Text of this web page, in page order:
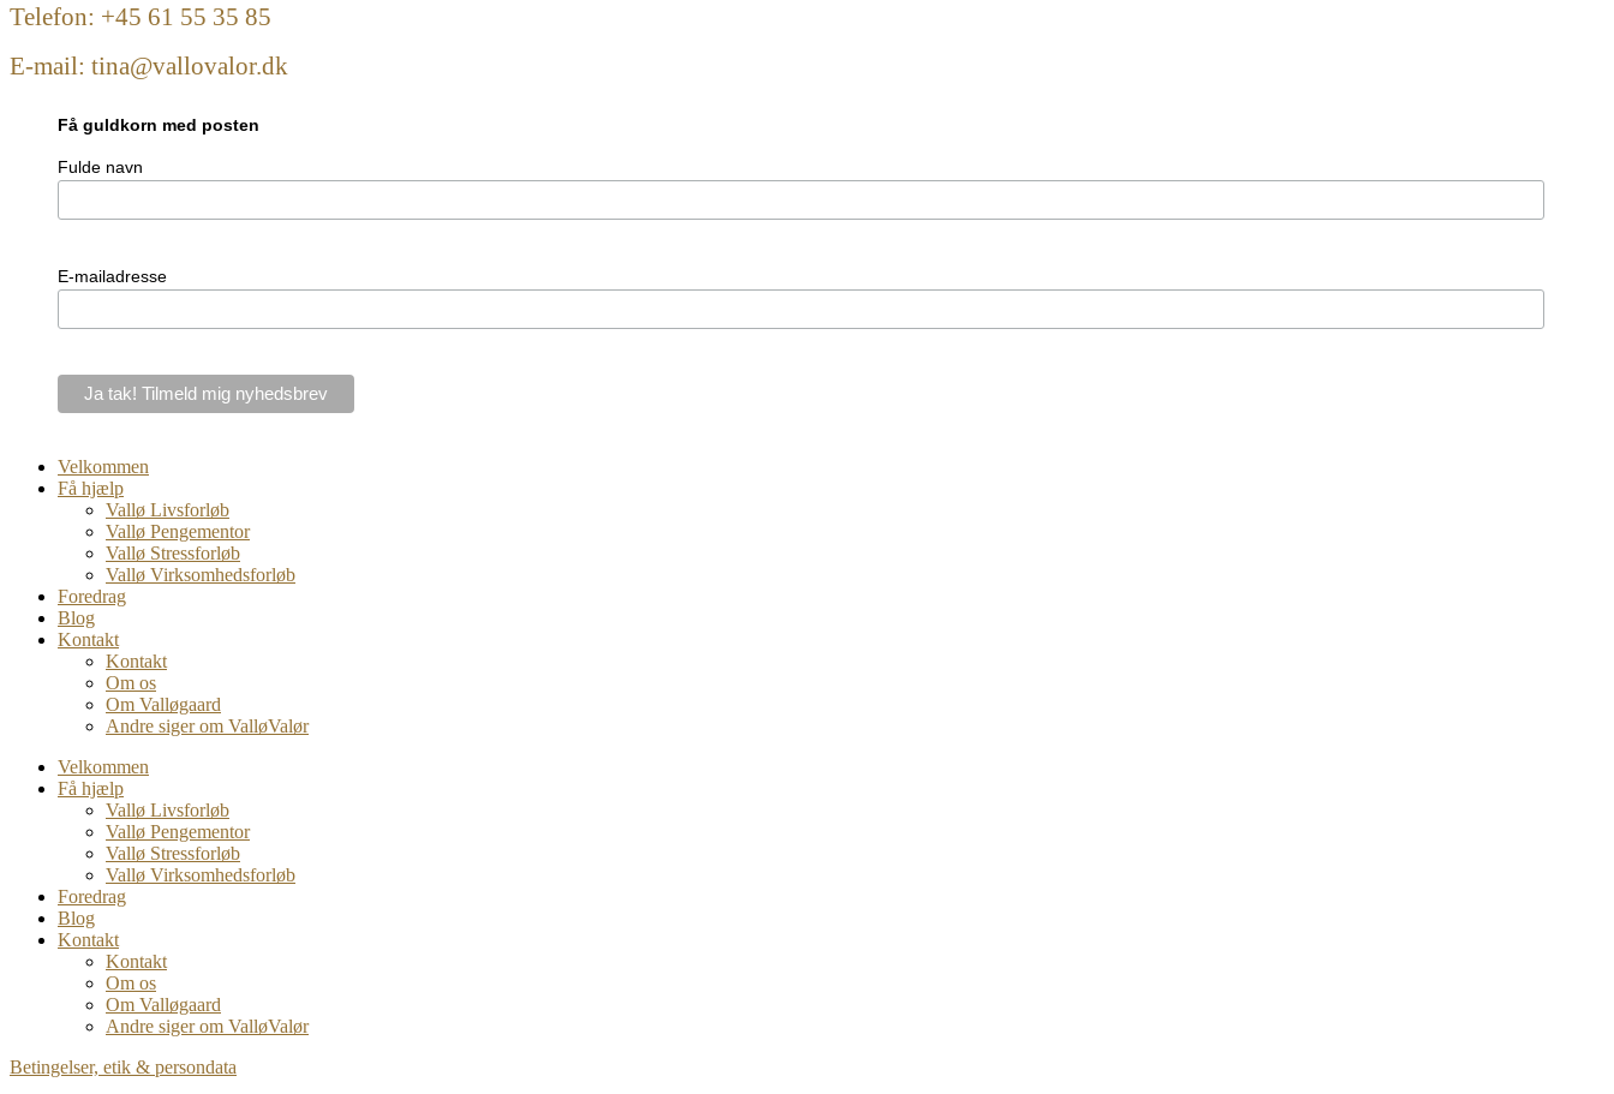
Telefon: +45 61 55 35 85
E-mail: tina@vallovalor.dk
Få guldkorn med posten
Fulde navn
E-mailadresse
Velkommen
Få hjælp
Vallø Livsforløb
Vallø Pengementor
Vallø Stressforløb
Vallø Virksomhedsforløb
Foredrag
Blog
Kontakt
Kontakt
Om os
Om Valløgaard
Andre siger om ValløValør
Velkommen
Få hjælp
Vallø Livsforløb
Vallø Pengementor
Vallø Stressforløb
Vallø Virksomhedsforløb
Foredrag
Blog
Kontakt
Kontakt
Om os
Om Valløgaard
Andre siger om ValløValør
Betingelser, etik & persondata